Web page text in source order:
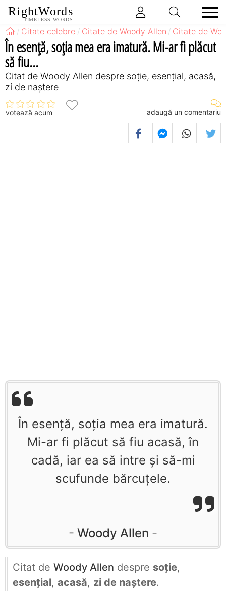
RightWords
TIMELESS WORDS
Citate celebre Citate de Woody Allen Citate de
În esenţă, soţia mea era imatură. Mi-ar fi plăcut
să fiu...
Citat de Woody Allen despre soție, esențial, acasă,
zi de naștere
votează acum adaugă un comentariu
În esenţă, soţia mea era imatură.
Mi-ar fi plăcut să fiu acasă, în
cadă, iar ea să intre şi să-mi
scufunde bărcuţele.
Woody Allen
Citat de Woody Allen despre soție,
esențial, acasă, zi de naștere.